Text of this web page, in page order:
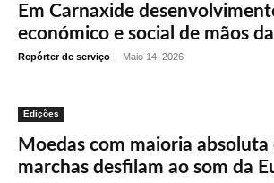
Em Carnaxide
económico e social de mãos
Repórter de serviço - Maio 14, 2026
Edições
Moedas com maioria absoluta
marchas desfilam ao som da